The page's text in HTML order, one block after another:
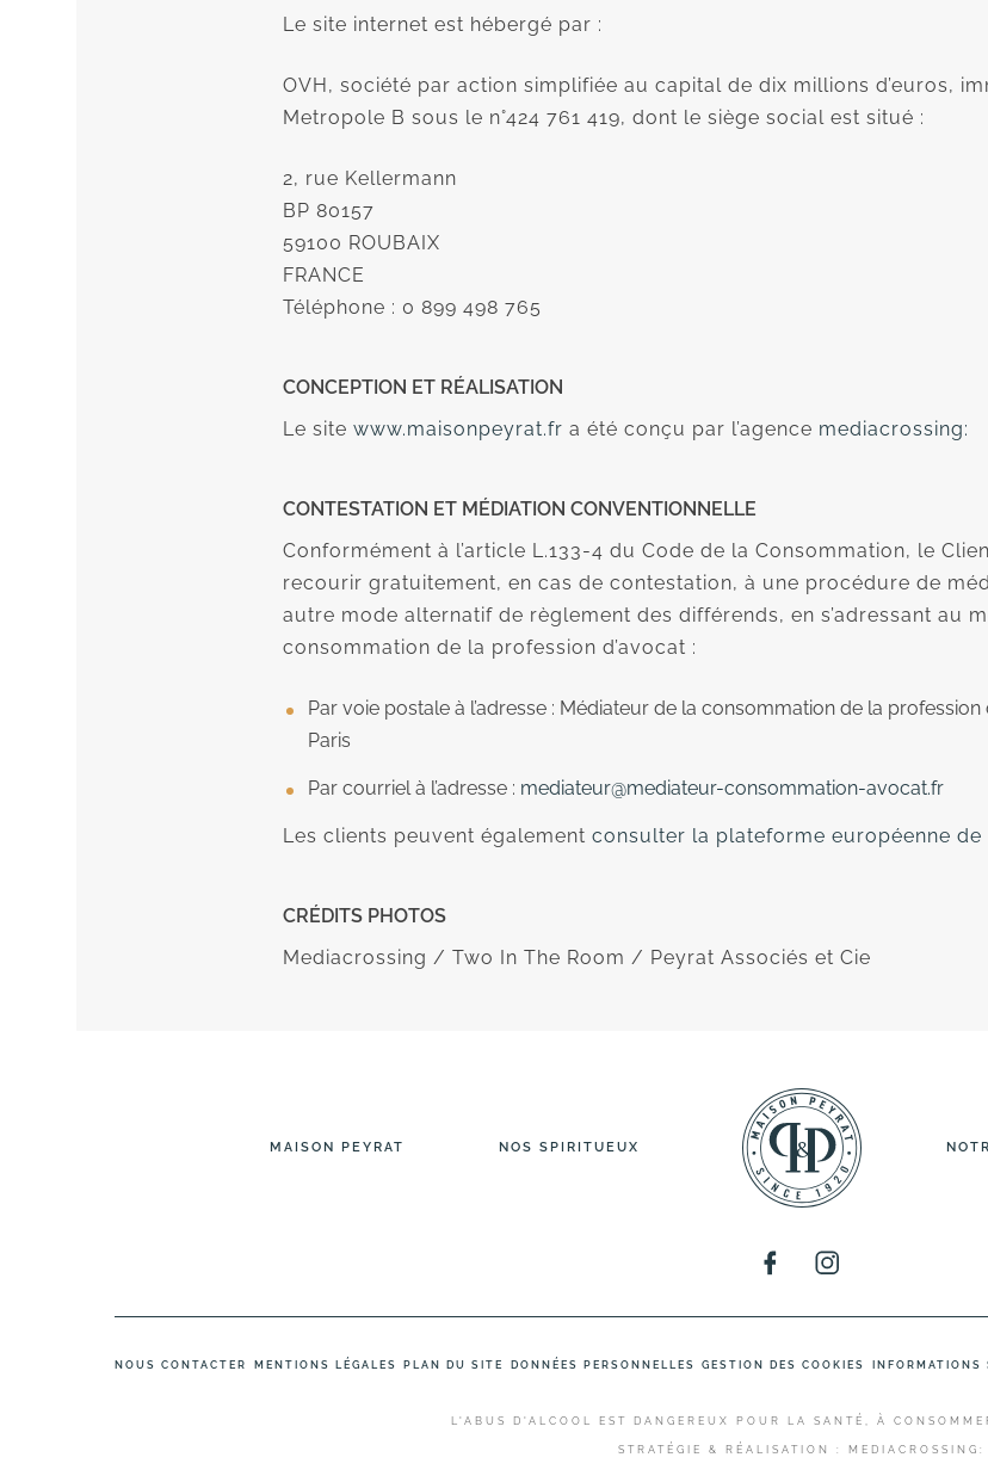
Le site internet est hébergé par :
OVH, société par action simplifiée au capital de dix millions d’euros,
Metropole B sous le n°424 761 419, dont le siège social est situé :
2, rue Kellermann
BP 80157
59100 ROUBAIX
FRANCE
Téléphone : 0 899 498 765
CONCEPTION ET RÉALISATION
Le site www.maisonpeyrat.fr a été conçu par l’agence mediacrossing:
CONTESTATION ET MÉDIATION CONVENTIONNELLE
Conformément à l’article L.133-4 du Code de la Consommation, le
recourir gratuitement, en cas de contestation, à une procédure de
autre mode alternatif de règlement des différends, en s’adressant au
consommation de la profession d’avocat :
Par voie postale à l’adresse : Médiateur de la consommation de la profession
Paris
Par courriel à l’adresse : mediateur@mediateur-consommation-avocat.fr
Les clients peuvent également consulter la plateforme européenne de
CRÉDITS PHOTOS
Mediacrossing / Two In The Room / Peyrat Associés et Cie
MAISON PEYRAT NOS SPIRITUEUX
NOUS CONTACTER MENTIONS LÉGALES PLAN DU SITE DONNÉES PERSONNELLES GESTION DES COOKIES INFORMATIONS
L'ABUS D'ALCOOL EST DANGEREUX POUR LA SANTÉ, À
STRATÉGIE & RÉALISATION : MEDIACROSSING: